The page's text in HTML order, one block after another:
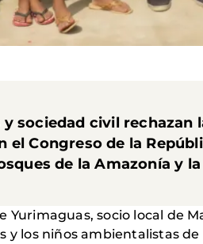
sociedad civil
el Congreso de la
de la Amazonía y
Yurimaguas, socio local de
y los niños ambientalistas